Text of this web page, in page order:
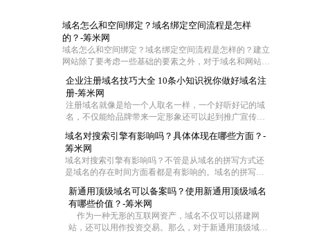
域名怎么和空间绑定？域名绑定空间流程是怎样
的？-筹米网
域名怎么和空间绑定？域名绑定空间流程是怎样的？建立
网站除了要考虑一些基础的要素之外，对于域名和网站空
么联系在一起呢?一般都是通过域名解析把域名指向空间
IP，让用户可以通过域名访问网站空间。那么网站域名如
何绑定空间？下面筹米网小编就带大家去看看域名怎么和
空间绑定和域名绑定空间流程是怎样的。
企业注册域名技巧大全 10条小知识祝你做好域名注
册-筹米网
注册域名就像是给一个人取名一样，一个好听好记的域
名，不仅能给品牌带来一定形象还可以起到推广宣传的
大，那么作为一家企业怎么去注册域名成了企业的难
题，今天筹米就给大家一些小妙招！帮你选择适合的好
域名：
域名对搜索引擎有影响吗？具体体现在哪些方面？-
筹米网
域名对搜索引擎有影响吗？不管是从域名的拼写方式还
是域名的存在时间方面看都是有影响的。域名的拼写是
且一般来说域名时间越长对优化越有帮助，但是在用老
域名时，要注意域名是否被K这样是对SEO不利。当然还
有其他一些影响
新通用顶级域名可以备案吗？使用新通用顶级域名
有哪些价值？-筹米网
作为一种无形的互联网资产，域名不仅可以搭建网
站，还可以用作投资交易。那么，对于新通用顶级域